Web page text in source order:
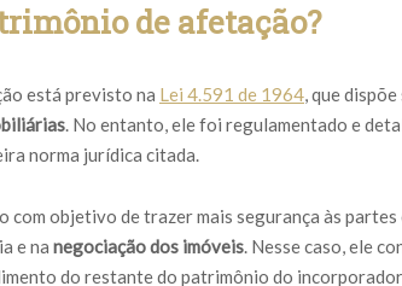
de afetação?
está previsto na Lei 4.591 de 1964, que
. No entanto, ele foi regulamentado e
norma jurídica citada.
com objetivo de trazer mais segurança às
e na negociação dos imóveis. Nesse caso, ele
do restante do patrimônio do